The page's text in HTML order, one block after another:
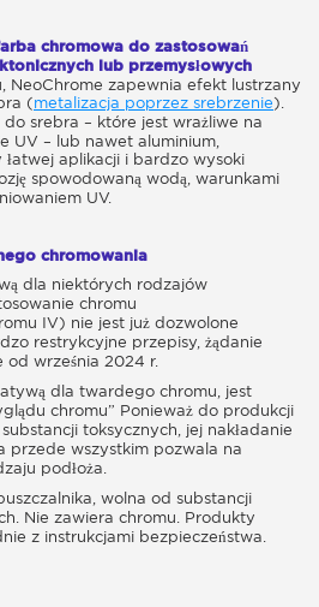
chromowa do zastosowań
lub przemysłowych
NeoChrome zapewnia efekt lustrzany
(metalizacja poprzez srebrzenie).
srebra – które jest wrażliwe na
UV – lub nawet aluminium,
aplikacji i bardzo wysoki
spowodowaną wodą, warunkami
UV.
chromowania
dla niektórych rodzajów
chromu
IV) nie jest już dozwolone
restrykcyjne przepisy, żądanie
od września 2024 r.
dla twardego chromu, jest
chromu” Ponieważ do produkcji
toksycznych, jej nakładanie
przede wszystkim pozwala na
podłoża.
wolna od substancji
Nie zawiera chromu. Produkty
z instrukcjami bezpieczeństwa.